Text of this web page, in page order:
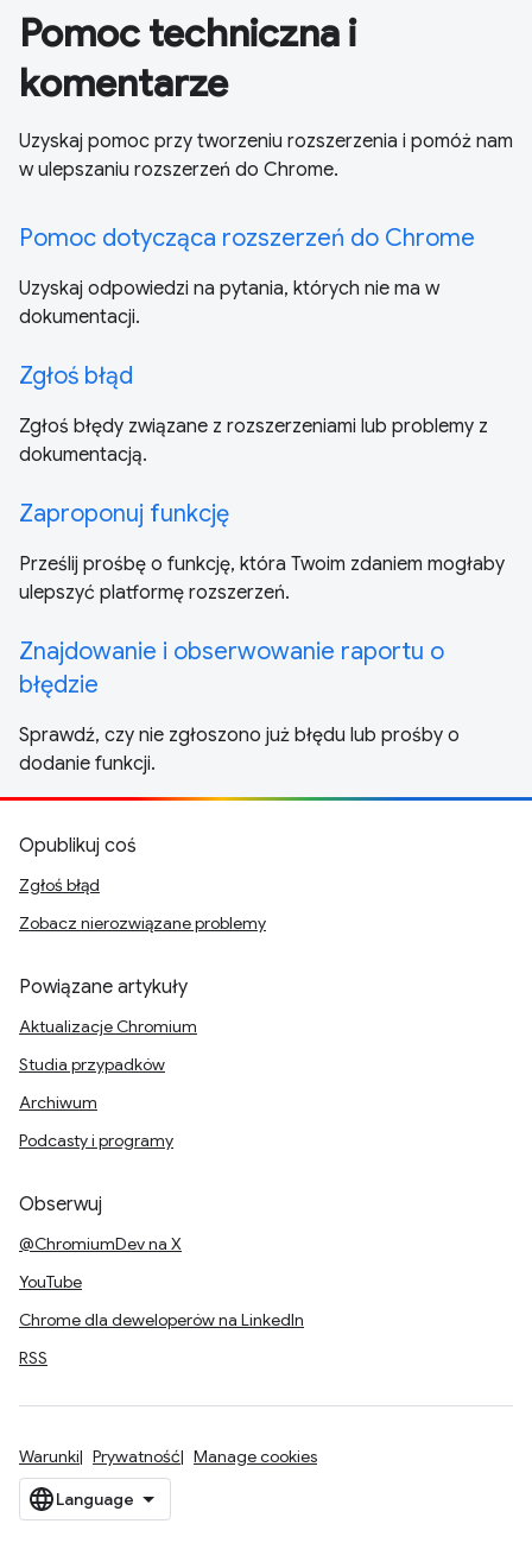
Pomoc techniczna i
komentarze
Uzyskaj pomoc przy tworzeniu rozszerzenia i pomóż nam
w ulepszaniu rozszerzeń do Chrome.
Pomoc dotycząca rozszerzeń do Chrome
Uzyskaj odpowiedzi na pytania, których nie ma w
dokumentacji.
Zgłoś błąd
Zgłoś błędy związane z rozszerzeniami lub problemy z
dokumentacją.
Zaproponuj funkcję
Prześlij prośbę o funkcję, która Twoim zdaniem mogłaby
ulepszyć platformę rozszerzeń.
Znajdowanie i obserwowanie raportu o
błędzie
Sprawdź, czy nie zgłoszono już błędu lub prośby o
dodanie funkcji.
Opublikuj coś
Zgłoś błąd
Zobacz nierozwiązane problemy
Powiązane artykuły
Aktualizacje Chromium
Studia przypadków
Archiwum
Podcasty i programy
Obserwuj
@ChromiumDev na X
YouTube
Chrome dla deweloperów na LinkedIn
RSS
Warunki Prywatność Manage cookies